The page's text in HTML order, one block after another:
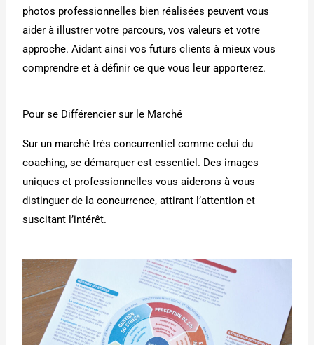
photos professionnelles bien réalisées peuvent vous
aider à illustrer votre parcours, vos valeurs et votre
approche. Aidant ainsi vos futurs clients à mieux vous
comprendre et à définir ce que vous leur apporterez.
Pour se Différencier sur le Marché
Sur un marché très concurrentiel comme celui du
coaching, se démarquer est essentiel. Des images
uniques et professionnelles vous aiderons à vous
distinguer de la concurrence, attirant l’attention et
suscitant l’intérêt.